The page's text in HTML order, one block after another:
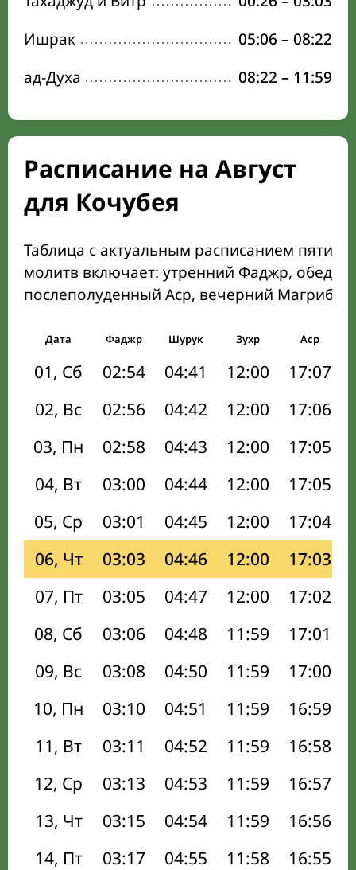
Ишрак
05:06 – 08:22
ад-Духа
08:22 – 11:59
Расписание на Август
для Кочубея
Таблица с актуальным расписанием пяти
молитв включает: утренний Фаджр,
послеполуденный Аср, вечерний Магриб
Дата Фаджр Шурук Зухр Аср
01, Сб 02:54 04:41 12:00 17:07
02, Вс
02:56 04:42 12:00 17:06
03, Пн
02:58 04:43 12:00 17:05
04, Вт
03:00 04:44 12:00 17:05
05, Ср
03:01 04:45 12:00 17:04
06, Чт
03:03 04:46 12:00 17:03
07, Пт
03:05 04:47 12:00 17:02
08, Сб
03:06 04:48 11:59 17:01
09, Вс
03:08 04:50 11:59 17:00
10, Пн
03:10 04:51 11:59 16:59
11, Вт
03:11 04:52 11:59 16:58
12, Ср
03:13 04:53 11:59 16:57
13, Чт
03:15 04:54 11:59 16:56
14, Пт
03:17 04:55 11:58 16:55